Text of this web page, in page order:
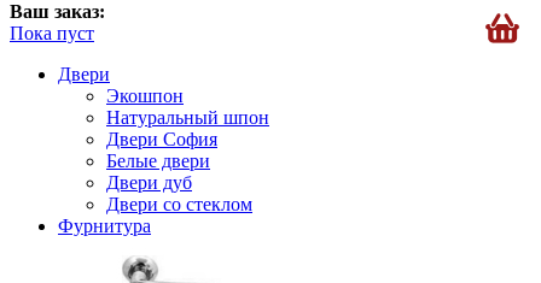
Ваш заказ:
Пока пуст
Двери
Экошпон
Натуральный шпон
Двери София
Белые двери
Двери дуб
Двери со стеклом
Фурнитура